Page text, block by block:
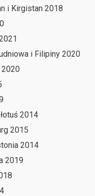
i Kirgistan 2018
i Filipiny 2020
2020
2014
2015
2014
2019